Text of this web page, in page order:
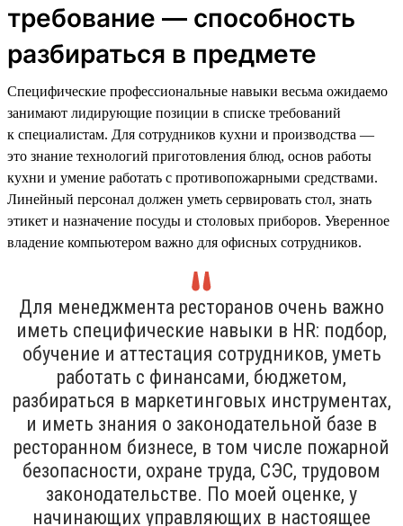
требование — способность
разбираться в предмете
Специфические профессиональные навыки весьма ожидаемо
занимают лидирующие позиции в списке требований
к специалистам. Для сотрудников кухни и производства —
это знание технологий приготовления блюд, основ работы
кухни и умение работать с противопожарными средствами.
Линейный персонал должен уметь сервировать стол, знать
этикет и назначение посуды и столовых приборов. Уверенное
владение компьютером важно для офисных сотрудников.
Для менеджмента ресторанов очень важно
иметь специфические навыки в HR: подбор,
обучение и аттестация сотрудников, уметь
работать с финансами, бюджетом,
разбираться в маркетинговых инструментах,
и иметь знания о законодательной базе в
ресторанном бизнесе, в том числе пожарной
безопасности, охране труда, СЭС, трудовом
законодательстве. По моей оценке, у
начинающих управляющих в настоящее